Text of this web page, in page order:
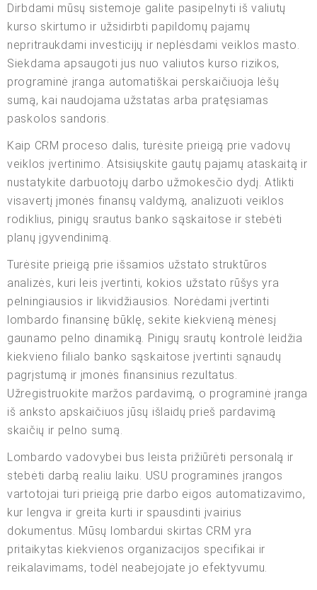
Dirbdami mūsų sistemoje galite pasipelnyti iš valiutų
kurso skirtumo ir užsidirbti papildomų pajamų
nepritraukdami investicijų ir neplėsdami veiklos masto.
Siekdama apsaugoti jus nuo valiutos kurso rizikos,
programinė įranga automatiškai perskaičiuoja lėšų
sumą, kai naudojama užstatas arba pratęsiamas
paskolos sandoris.
Kaip CRM proceso dalis, turėsite prieigą prie vadovų
veiklos įvertinimo. Atsisiųskite gautų pajamų ataskaitą ir
nustatykite darbuotojų darbo užmokesčio dydį. Atlikti
visavertį įmonės finansų valdymą, analizuoti veiklos
rodiklius, pinigų srautus banko sąskaitose ir stebėti
planų įgyvendinimą.
Turėsite prieigą prie išsamios užstato struktūros
analizės, kuri leis įvertinti, kokios užstato rūšys yra
pelningiausios ir likvidžiausios. Norėdami įvertinti
lombardo finansinę būklę, sekite kiekvieną mėnesį
gaunamo pelno dinamiką. Pinigų srautų kontrolė leidžia
kiekvieno filialo banko sąskaitose įvertinti sąnaudų
pagrįstumą ir įmonės finansinius rezultatus.
Užregistruokite maržos pardavimą, o programinė įranga
iš anksto apskaičiuos jūsų išlaidų prieš pardavimą
skaičių ir pelno sumą.
Lombardo vadovybei bus leista prižiūrėti personalą ir
stebėti darbą realiu laiku. USU programinės įrangos
vartotojai turi prieigą prie darbo eigos automatizavimo,
kur lengva ir greita kurti ir spausdinti įvairius
dokumentus. Mūsų lombardui skirtas CRM yra
pritaikytas kiekvienos organizacijos specifikai ir
reikalavimams, todėl neabejojate jo efektyvumu.